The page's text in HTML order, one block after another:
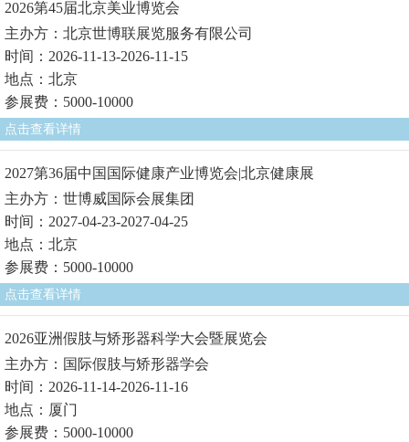
2026第45届北京美业博览会
主办方：北京世博联展览服务有限公司
时间：2026-11-13-2026-11-15
地点：北京
参展费：5000-10000
点击查看详情
2027第36届中国国际健康产业博览会|北京健康展
主办方：世博威国际会展集团
时间：2027-04-23-2027-04-25
地点：北京
参展费：5000-10000
点击查看详情
2026亚洲假肢与矫形器科学大会暨展览会
主办方：国际假肢与矫形器学会
时间：2026-11-14-2026-11-16
地点：厦门
参展费：5000-10000